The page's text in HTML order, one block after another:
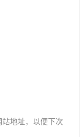
地址，以便下次